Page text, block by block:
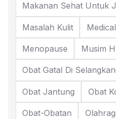
Makanan Sehat Untuk
Masalah Kulit
Menopause Musim
Obat Gatal Di
Obat Jantung Obat
Obat-Obatan